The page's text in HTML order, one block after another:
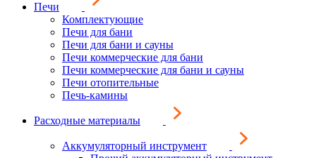
Печи
Комплектующие
Печи для бани
Печи для бани и сауны
Печи коммерческие для бани
Печи коммерческие для бани и сауны
Печи отопительные
Печь-камины
Расходные материалы
Аккумуляторный инструмент